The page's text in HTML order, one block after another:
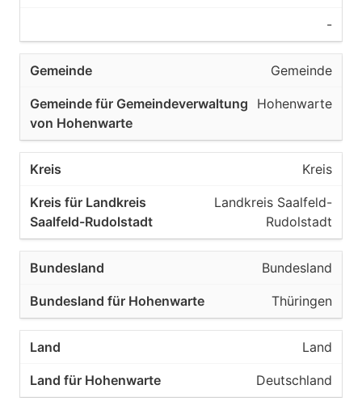
-
Gemeinde
Hohenwarte
Kreis
Landkreis Saalfeld-
Rudolstadt
Bundesland
Thüringen
Land
Deutschland